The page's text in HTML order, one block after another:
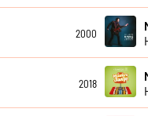
2000
2018